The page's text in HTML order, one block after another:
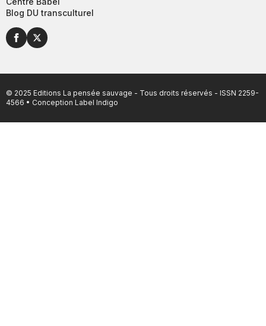
Blog DU transculturel
© 2025 Editions La pensée sauvage - Tous droits réservés - ISSN 2259-
4566 • Conception Label Indigo